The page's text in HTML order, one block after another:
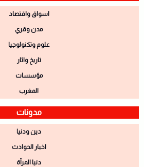
اسواق واقتصاد
مدن وقري
علوم وتكنولوجيا
تاريخ واثار
مؤسسات
المغرب
مدونات
دين ودنيا
اخبار الحوادث
دنيا المرأة